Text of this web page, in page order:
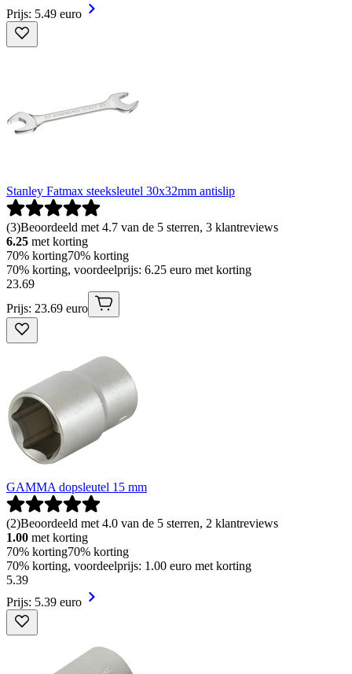
Prijs: 5.49 euro
Stanley Fatmax steeksleutel 30x32mm antislip
(3)Beoordeeld met 4.7 van de 5 sterren, 3 klantreviews
6.25 met korting
70% korting70% korting
70% korting, voordeelprijs: 6.25 euro met korting
23.69
Prijs: 23.69 euro
GAMMA dopsleutel 15 mm
(2)Beoordeeld met 4.0 van de 5 sterren, 2 klantreviews
1.00 met korting
70% korting70% korting
70% korting, voordeelprijs: 1.00 euro met korting
5.39
Prijs: 5.39 euro